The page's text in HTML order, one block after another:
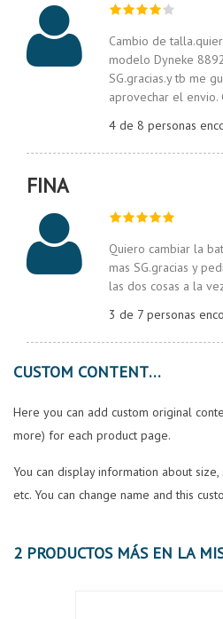
Cambio de
modelo Dyneke
SG.gracias.y tb me
aprovechar el envio.
4 de 8 personas
FINA
Quiero cambiar la
mas SG.gracias y
las dos cosas a la
3 de 7 personas
CUSTOM CONTENT
Here you can add custom original
more) for each product page.
You can display information about
etc. You can change name and this